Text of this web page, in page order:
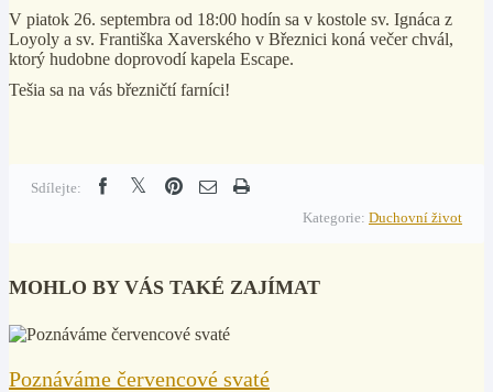
V piatok 26. septembra od 18:00 hodín sa v kostole sv. Ignáca z
Loyoly a sv. Františka Xaverského v Březnici koná večer chvál,
ktorý hudobne doprovodí kapela Escape.
Tešia sa na vás březničtí farníci!
Sdílejte:
Kategorie: Duchovní život
MOHLO BY VÁS TAKÉ ZAJÍMAT
Poznáváme červencové svaté